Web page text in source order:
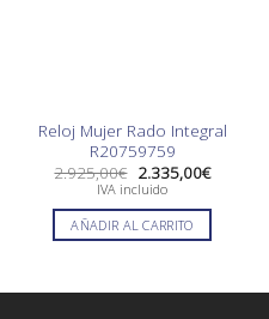
Reloj Mujer Rado Integral
R20759759
2.925,00€ El
precio
era:
2.925,00€.
2.335,00€El
es:
IVA incluido
AÑADIR AL CARRITO